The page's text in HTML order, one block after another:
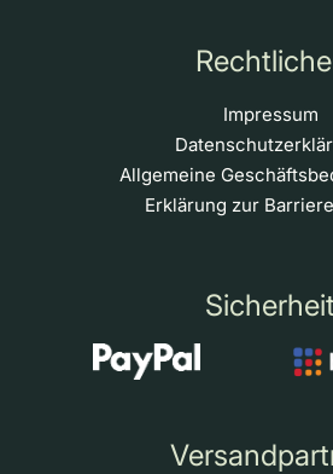
Impressum
Allgemeine
Erklärung zur
Sicherheit